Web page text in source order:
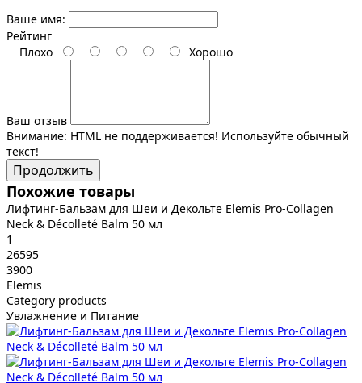
Ваше имя:
Рейтинг
Плохо
Хорошо
Ваш отзыв
Внимание: HTML не поддерживается! Используйте обычный
текст!
Продолжить
Похожие товары
Лифтинг-Бальзам для Шеи и Декольте Elemis Pro-Collagen
Neck & Décolleté Balm 50 мл
1
26595
3900
Elemis
Category products
Увлажнение и Питание